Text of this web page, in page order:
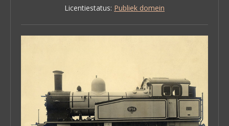
Licentiestatus: Publiek domein